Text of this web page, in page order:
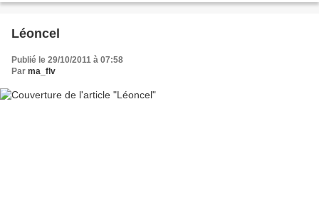
Léoncel
Publié le 29/10/2011 à 07:58
Par ma_flv